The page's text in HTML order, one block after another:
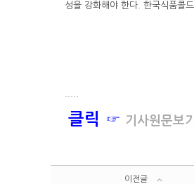
성을 강화해야 한다. 한국식품콜
클릭 ☞ 기사원문보기
이전글